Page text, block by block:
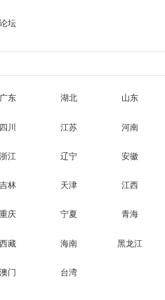
论坛
广东 湖北 山东
四川 江苏 河南
浙江 辽宁 安徽
吉林 天津 江西
重庆 宁夏 青海
西藏 海南 黑龙江
澳门 台湾